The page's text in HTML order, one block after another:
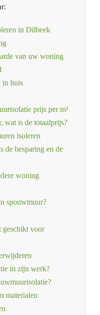
in Dilbeek
van uw woning
in huis
prijs per m²
wat is de totaalprijs?
isoleren
de besparing en de
woning
spouwmuur?
geschikt voor
in zijn werk?
materialen